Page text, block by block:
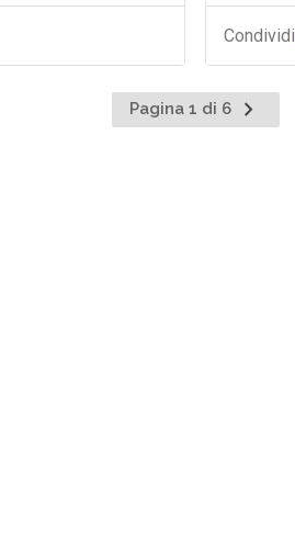
Condividi
Pagina 1 di 6